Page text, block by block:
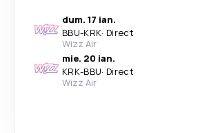
dum. 17 ian.
BBU-KRK· Direct
Wizz Air
mie. 20 ian.
KRK-BBU· Direct
Wizz Air